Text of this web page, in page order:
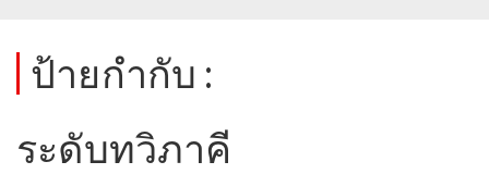
ป้ายกำกับ :
ระดับทวิภาคี